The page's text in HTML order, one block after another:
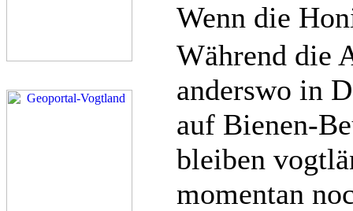
Wenn die
Während die
anderswo in
auf Bienen-
bleiben
momentan